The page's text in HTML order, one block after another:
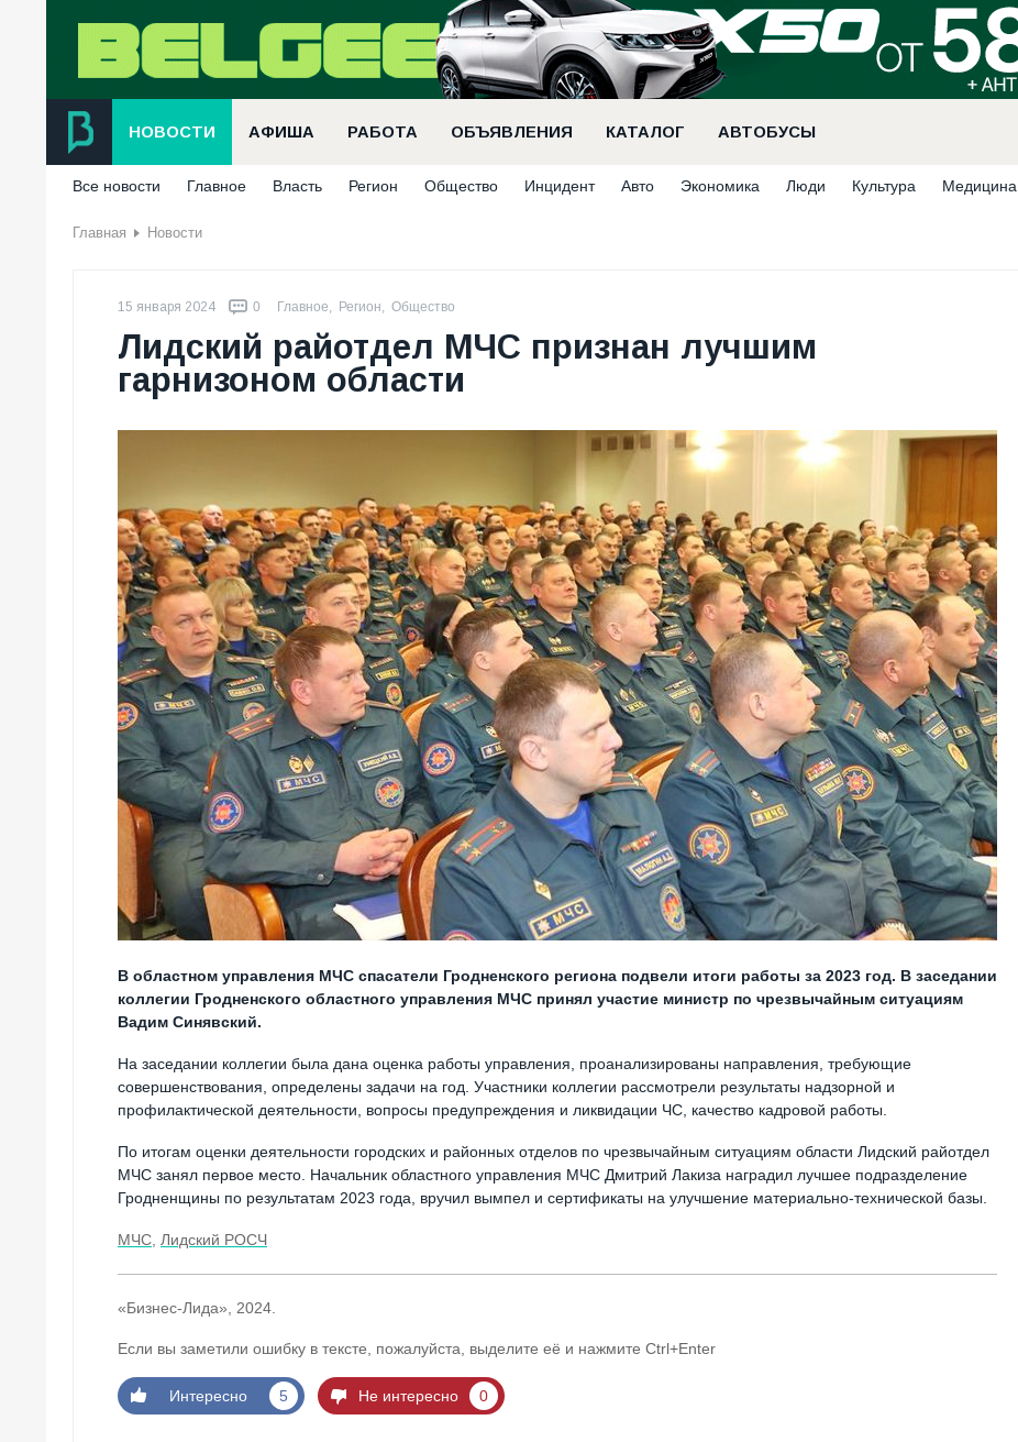
НОВОСТИ АФИША РАБОТА ОБЪЯВЛЕНИЯ КАТАЛОГ АВТОБУСЫ
Все новости Главное Власть Регион Общество Инцидент Авто Экономика Люди Культура Медицина
Главная Новости
15 января 2024 0 Главное, Регион, Общество
Лидский райотдел МЧС признан лучшим
гарнизоном области
В областном управления МЧС спасатели Гродненского региона подвели итоги работы за 2023 год. В заседании
коллегии Гродненского областного управления МЧС принял участие министр по чрезвычайным ситуациям
Вадим Синявский.
На заседании коллегии была дана оценка работы управления, проанализированы направления, требующие
совершенствования, определены задачи на год. Участники коллегии рассмотрели результаты надзорной и
профилактической деятельности, вопросы предупреждения и ликвидации ЧС, качество кадровой работы.
По итогам оценки деятельности городских и районных отделов по чрезвычайным ситуациям области Лидский райотдел
МЧС занял первое место. Начальник областного управления МЧС Дмитрий Лакиза наградил лучшее подразделение
Гродненщины по результатам 2023 года, вручил вымпел и сертификаты на улучшение материально-технической базы.
МЧС Лидский РОСЧ
«Бизнес-Лида», 2024.
Если вы заметили ошибку в тексте, пожалуйста, выделите её и нажмите Ctrl+Enter
Интересно 5 Не интересно 0